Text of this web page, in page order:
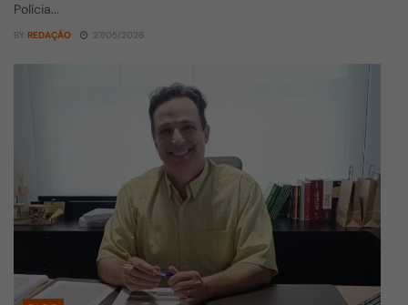
Polícia...
BY REDAÇÃO 27/05/2026